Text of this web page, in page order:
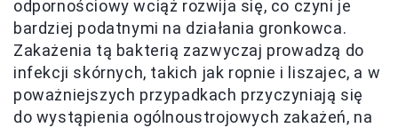
odpornościowy wciąż rozwija się, co czyni je
bardziej podatnymi na działania gronkowca.
Zakażenia tą bakterią zazwyczaj prowadzą do
infekcji skórnych, takich jak ropnie i liszajec, a w
poważniejszych przypadkach przyczyniają się
do wystąpienia ogólnoustrojowych zakażeń, na